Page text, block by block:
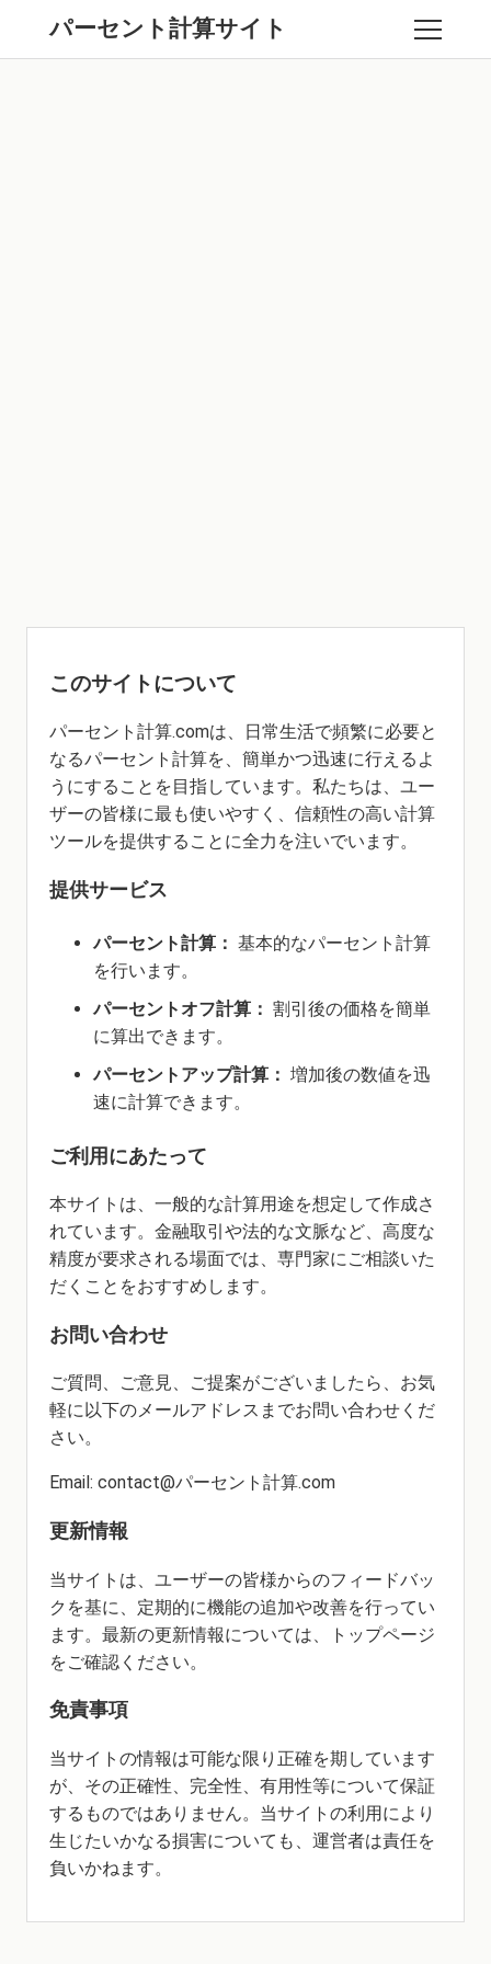
パーセント計算サイト
このサイトについて
パーセント計算.comは、日常生活で頻繁に必要と
なるパーセント計算を、簡単かつ迅速に行えるよ
うにすることを目指しています。私たちは、ユー
ザーの皆様に最も使いやすく、信頼性の高い計算
ツールを提供することに全力を注いでいます。
提供サービス
パーセント計算： 基本的なパーセント計算
を行います。
パーセントオフ計算： 割引後の価格を簡単
に算出できます。
パーセントアップ計算： 増加後の数値を迅
速に計算できます。
ご利用にあたって
本サイトは、一般的な計算用途を想定して作成さ
れています。金融取引や法的な文脈など、高度な
精度が要求される場面では、専門家にご相談いた
だくことをおすすめします。
お問い合わせ
ご質問、ご意見、ご提案がございましたら、お気
軽に以下のメールアドレスまでお問い合わせくだ
さい。
Email: contact@パーセント計算.com
更新情報
当サイトは、ユーザーの皆様からのフィードバッ
クを基に、定期的に機能の追加や改善を行ってい
ます。最新の更新情報については、トップページ
をご確認ください。
免責事項
当サイトの情報は可能な限り正確を期しています
が、その正確性、完全性、有用性等について保証
するものではありません。当サイトの利用により
生じたいかなる損害についても、運営者は責任を
負いかねます。